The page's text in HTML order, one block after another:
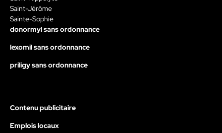
Saint-Jérôme
Sainte-Sophie
donormyl sans ordonnance
lexomil sans ordonnance
priligy sans ordonnance
Contenu publicitaire
Emplois locaux